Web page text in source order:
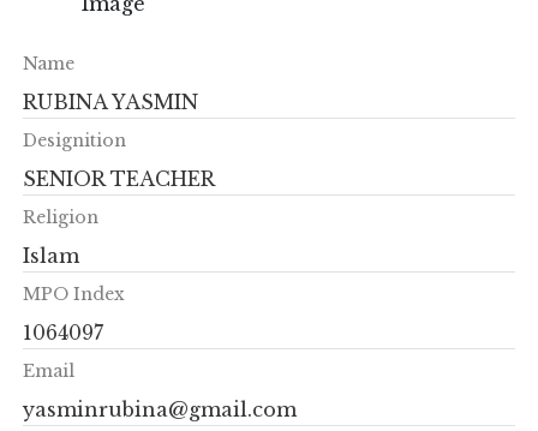
Name
RUBINA YASMIN
Designition
SENIOR TEACHER
Religion
Islam
MPO Index
1064097
Email
yasminrubina@gmail.com